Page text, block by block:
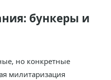
бункеры и
но конкретные
милитаризация